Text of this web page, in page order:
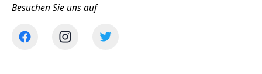
Besuchen Sie uns auf